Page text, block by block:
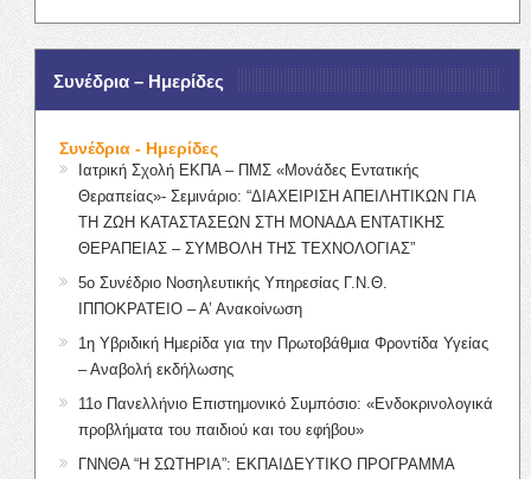
Συνέδρια – Ημερίδες
Συνέδρια - Ημερίδες
Ιατρική Σχολή ΕΚΠΑ – ΠΜΣ «Μονάδες Εντατικής
Θεραπείας»- Σεμινάριο: “ΔΙΑΧΕΙΡΙΣΗ ΑΠΕΙΛΗΤΙΚΩΝ ΓΙΑ
ΤΗ ΖΩΗ ΚΑΤΑΣΤΑΣΕΩΝ ΣΤΗ ΜΟΝΑΔΑ ΕΝΤΑΤΙΚΗΣ
ΘΕΡΑΠΕΙΑΣ – ΣΥΜΒΟΛΗ ΤΗΣ ΤΕΧΝΟΛΟΓΙΑΣ”
5ο Συνέδριο Νοσηλευτικής Υπηρεσίας Γ.Ν.Θ.
ΙΠΠΟΚΡΑΤΕΙΟ – Α’ Ανακοίνωση
1η Υβριδική Ημερίδα για την Πρωτοβάθμια Φροντίδα Υγείας
– Αναβολή εκδήλωσης
11ο Πανελλήνιο Επιστημονικό Συμπόσιο: «Ενδοκρινολογικά
προβλήματα του παιδιού και του εφήβου»
ΓΝΝΘΑ “Η ΣΩΤΗΡΙΑ”: ΕΚΠΑΙΔΕΥΤΙΚΟ ΠΡΟΓΡΑΜΜΑ